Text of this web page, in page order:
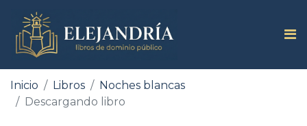
Inicio Libros
Noches blancas
Descargando libro